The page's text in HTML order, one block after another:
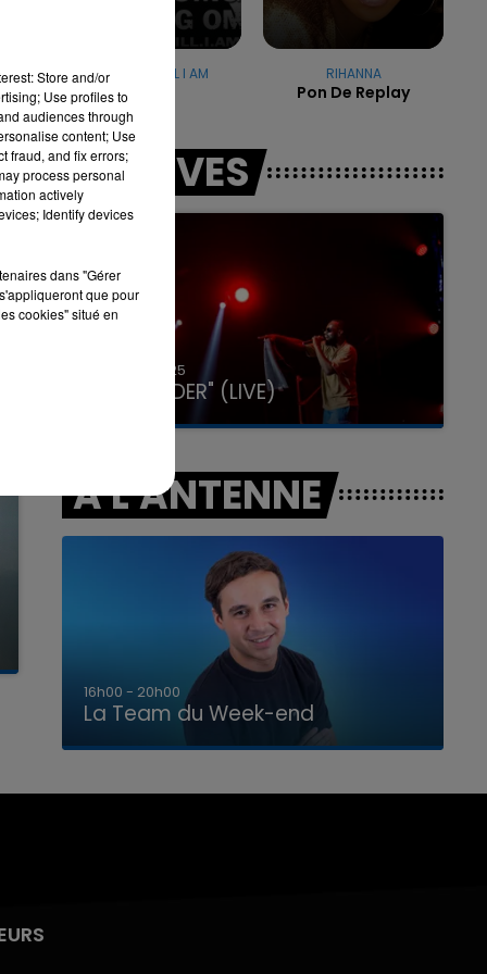
7h00 - 12h00
LA TEAM DU WEEK-END
USHER & WILL I AM RIHANNA
Pon De Replay
LES LIVES
31 janvier 2025
GIMS "SPIDER" (LIVE)
A L'ANTENNE
7h00 - 12h00
La Team du Week-end
Store and/or
Use profiles to
audiences through
content; Use
fraud, and fix errors;
process personal
actively
Identify devices
dans "Gérer
que pour
cookies" situé en